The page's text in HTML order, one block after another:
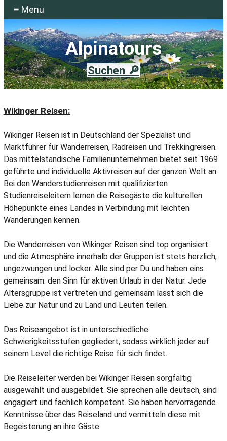
≡ Menu
Suchen 🔎
Alpinatours
Wikinger Reisen:
Wikinger Reisen ist in Deutschland der Spezialist und
Marktführer für Wanderreisen, Radreisen und Trekkingreisen.
Das mittelständische Familienunternehmen bietet seit 1969
geführte und individuelle Aktivreisen auf der ganzen Welt an.
Bei den Wanderstudienreisen mit qualifizierten
Studienreiseleitern lernen die Reisegäste die kulturellen
Höhepunkte eines Landes in Verbindung mit leichten
Wanderungen kennen.
Die Wanderreisen von Wikinger Reisen sind top organisiert
und die Atmosphäre innerhalb der Gruppen ist stets herzlich,
ungezwungen und locker. Alle sind per Du und haben eins
gemeinsam: den Sinn für aktiven Urlaub in der Natur. Jede
Altersgruppe ist vertreten und gemeinsam lässt sich die
Liebe zur Natur und zu Land und Leuten teilen.
Das Reiseangebot ist in unterschiedliche
Schwierigkeitsstufen gegliedert, sodass wirklich jeder auf
seinem Level die richtige Reise für sich findet.
Die Reiseleiter werden bei Wikinger Reisen sorgfältig
ausgewählt und ausgebildet. Sie sprechen alle deutsch, sind
engagiert und fachlich kompetent. Sie haben hervorragende
Kenntnisse über das Reiseland und vermitteln diese mit
Begeisterung an ihre Gäste.